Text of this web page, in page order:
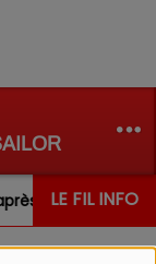
LE FIL INFO
un choc entre